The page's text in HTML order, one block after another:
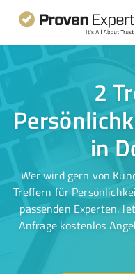
2
in
Wer wird gern von
Treffern für
passenden Experten.
Anfrage kostenlos